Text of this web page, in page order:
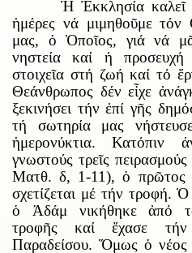
Ἡ Ἐκκλησία καλεῖ
ἡμέρες νά μιμηθοῦμε
μας, ὁ Ὁποῖος, γιά νά
νηστεία καί ἡ προσευχή
στοιχεῖα στή ζωή καί τό
Θεάνθρωπος δέν εἶχε
ξεκινήσει τήν ἐπί γῆς
τή σωτηρία μας
ἡμερονύκτια. Κατόπιν
γνωστούς τρεῖς πειρασμούς
Ματθ. δ, 1-11),ὁ πρῶτος
σχετίζεται μέ τήν τροφή.
ὁ Ἀδάμ νικήθηκε ἀπό
τροφῆς καί ἔχασε
Παραδείσου. Ὅμως ὁ